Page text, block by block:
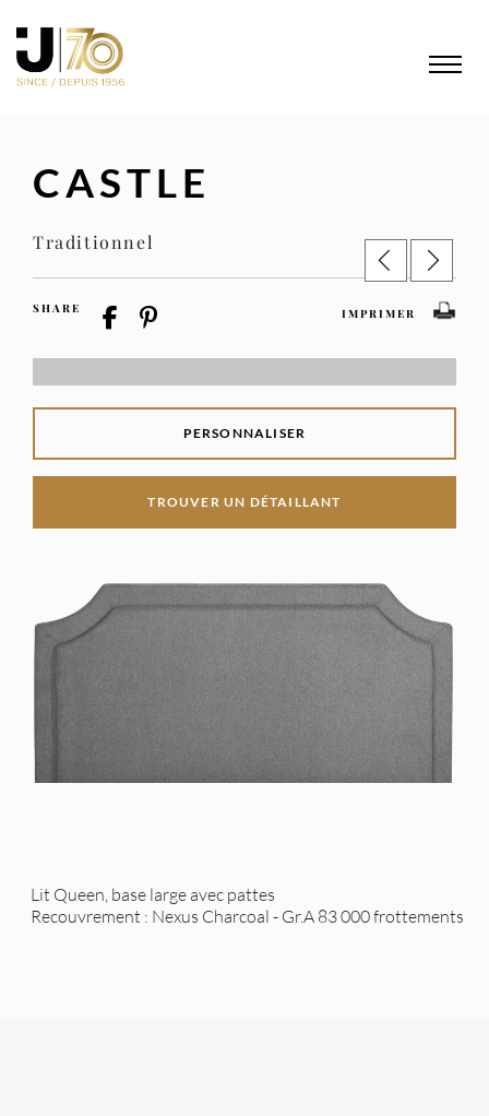
CASTLE
Traditionnel
SHARE IMPRIMER
PERSONNALISER
TROUVER UN DÉTAILLANT
Lit Queen, base large avec pattes
Recouvrement : Nexus Charcoal - Gr.A 83 000 frottements